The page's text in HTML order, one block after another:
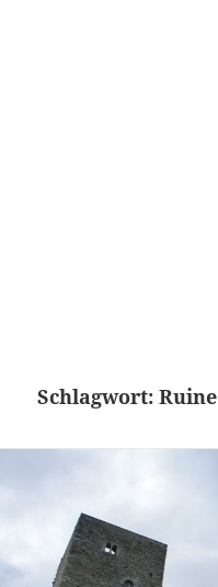
Schlagwort:Ruine